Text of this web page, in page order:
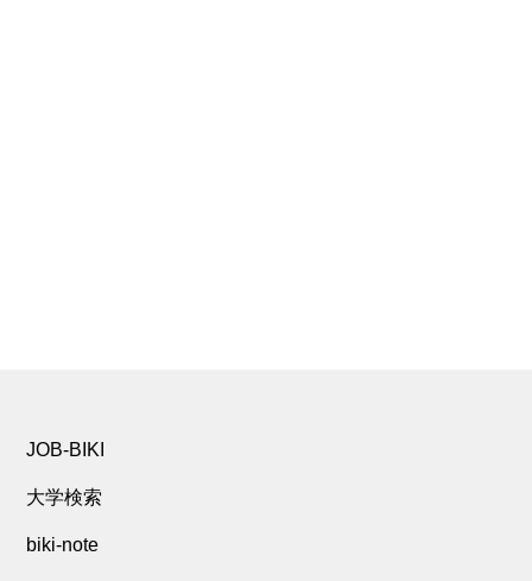
JOB-BIKI
大学検索
biki-note